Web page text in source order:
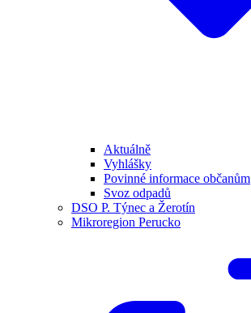
Aktuálně
Vyhlášky
Povinné informace občanům
Svoz odpadů
DSO P. Týnec a Žerotín
Mikroregion Perucko